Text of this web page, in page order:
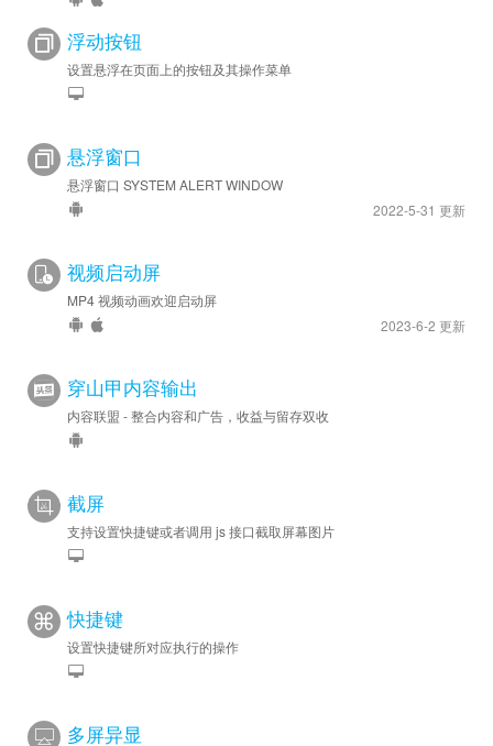
浮动按钮
设置悬浮在页面上的按钮及其操作菜单
悬浮窗口
悬浮窗口 SYSTEM ALERT WINDOW
2022-5-31 更新
视频启动屏
MP4 视频动画欢迎启动屏
2023-6-2 更新
穿山甲内容输出
内容联盟 - 整合内容和广告，收益与留存双收
截屏
支持设置快捷键或者调用 js 接口截取屏幕图片
快捷键
设置快捷键所对应执行的操作
多屏异显